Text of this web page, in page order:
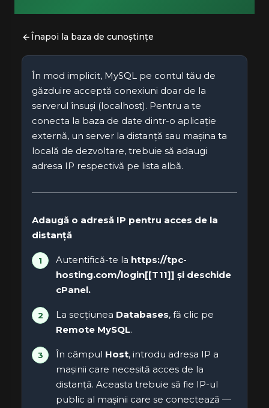
Înapoi la baza de cunoștințe
În mod implicit, MySQL pe contul tău de
găzduire acceptă conexiuni doar de la
serverul însuși (localhost). Pentru a te
conecta la baza de date dintr-o aplicație
externă, un server la distanță sau mașina ta
locală de dezvoltare, trebuie să adaugi
adresa IP respectivă pe lista albă.
Adaugă o adresă IP pentru acces de la
distanță
Autentifică-te la https://tpc-
hosting.com/login[[T11]] și deschide
cPanel.
La secțiunea Databases, fă clic pe
Remote MySQL.
În câmpul Host, introdu adresa IP a
mașinii care necesită acces de la
distanță. Aceasta trebuie să fie IP-ul
public al mașinii care se conectează —